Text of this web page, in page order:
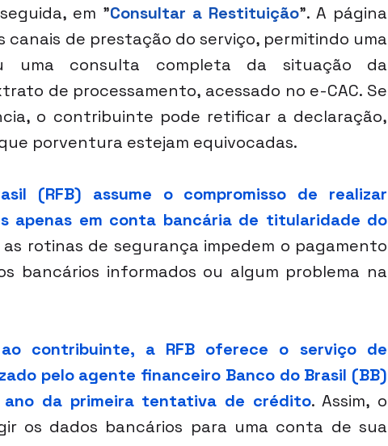
em "Consultar a Restituição". A página
canais de prestação do serviço, permitindo uma
uma consulta completa da situação da
de processamento, acessado no e-CAC. Se
o contribuinte pode retificar a declaração,
porventura estejam equivocadas.
(RFB) assume o compromisso de realizar
apenas em conta bancária de titularidade do
as rotinas de segurança impedem o pagamento
bancários informados ou algum problema na
contribuinte, a RFB oferece o serviço de
pelo agente financeiro Banco do Brasil (BB)
da primeira tentativa de crédito. Assim, o
os dados bancários para uma conta de sua